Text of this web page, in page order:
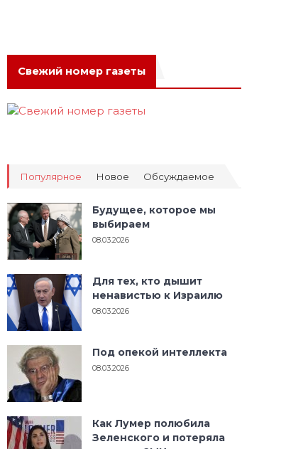
Свежий номер газеты
Популярное Новое Обсуждаемое
Будущее, которое мы
выбираем
08.03.2026
Для тех, кто дышит
ненавистью к Израилю
08.03.2026
Под опекой интеллекта
08.03.2026
Как Лумер полюбила
Зеленского и потеряла